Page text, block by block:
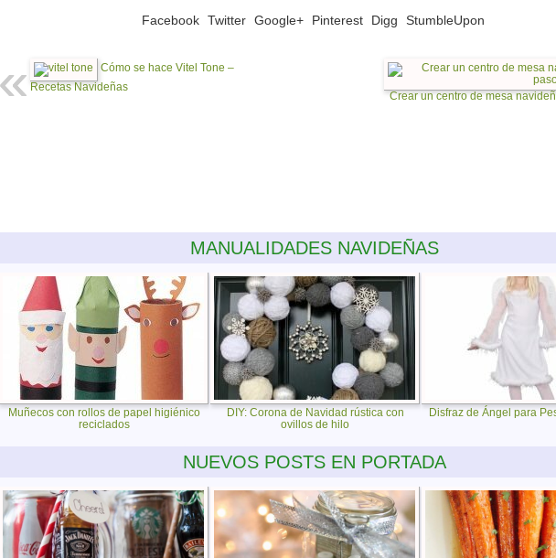
Facebook Twitter Google+ Pinterest Digg StumbleUpon
Cómo se hace Vitel Tone –
Recetas Navideñas
Crear un centro de mesa
MANUALIDADES NAVIDEÑAS
Muñecos con rollos de papel higiénico
reciclados
DIY: Corona de Navidad rústica con
ovillos de hilo
Disfraz de Ángel para
NUEVOS POSTS EN PORTADA